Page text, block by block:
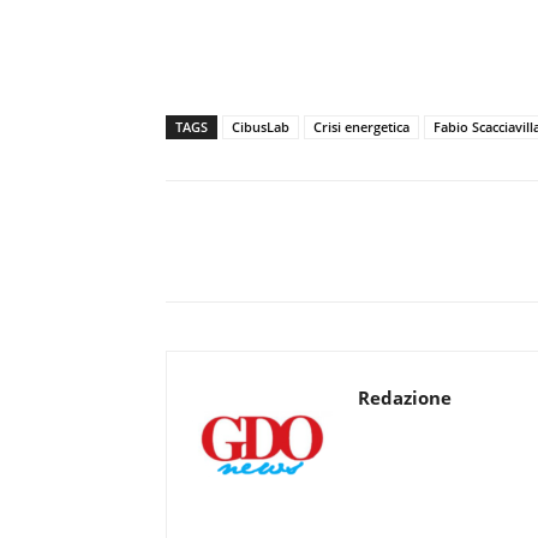
TAGS CibusLab Crisi energetica Fabio
Redazione